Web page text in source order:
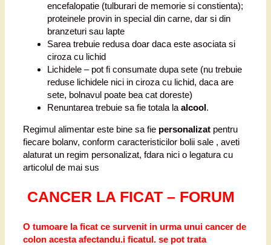
encefalopatie (tulburari de memorie si constienta);
proteinele provin in special din carne, dar si din
branzeturi sau lapte
Sarea trebuie redusa doar daca este asociata si
ciroza cu lichid
Lichidele – pot fi consumate dupa sete (nu trebuie
reduse lichidele nici in ciroza cu lichid, daca are
sete, bolnavul poate bea cat doreste)
Renuntarea trebuie sa fie totala la alcool.
Regimul alimentar este bine sa fie personalizat pentru
fiecare bolanv, conform caracteristicilor bolii sale , aveti
alaturat un regim personalizat, fdara nici o legatura cu
articolul de mai sus
CANCER LA FICAT – FORUM
O tumoare la ficat ce survenit in urma unui cancer de
colon acesta afectandu.i ficatul. se pot trata